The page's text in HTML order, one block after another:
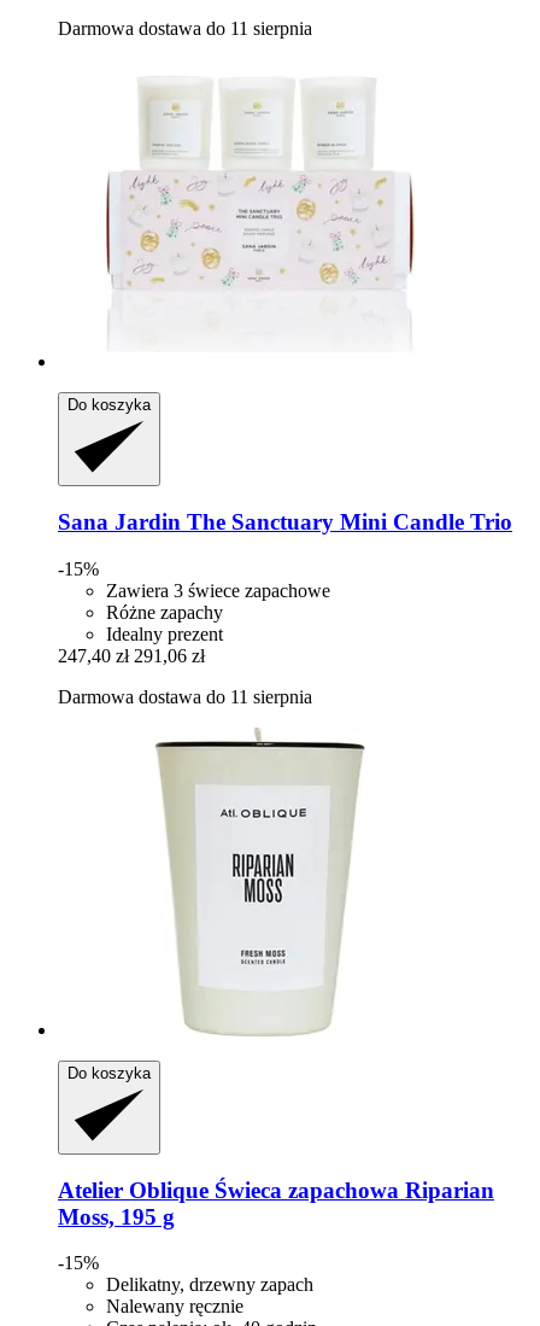
Darmowa dostawa do 11 sierpnia
Do koszyka
Sana Jardin The Sanctuary Mini Candle Trio
-15%
Zawiera 3 świece zapachowe
Różne zapachy
Idealny prezent
247,40 zł 291,06 zł
Darmowa dostawa do 11 sierpnia
Do koszyka
Atelier Oblique Świeca zapachowa Riparian
Moss, 195 g
-15%
Delikatny, drzewny zapach
Nalewany ręcznie